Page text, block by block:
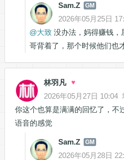
Sam.Z GM
2026年05月25日
@大致没办法，妈得赚钱，
哥背着了，那个时候他们也
林羽凡 ♥
2026年05月27日 10:04
你这个也算是满满的回忆了，不
语音的感觉
Sam.Z GM
2026年05月28日